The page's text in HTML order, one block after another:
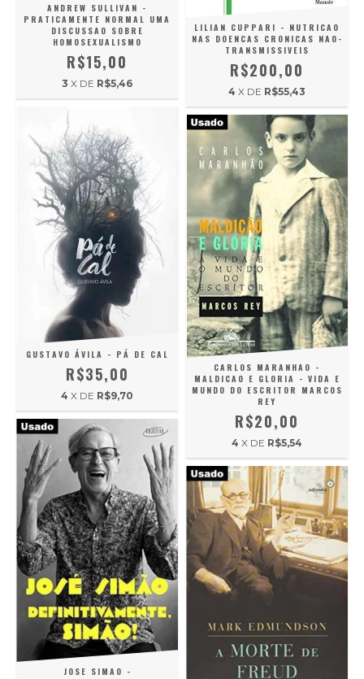
ANDREW SULLIVAN -
PRATICAMENTE NORMAL UMA
DISCUSSAO SOBRE
HOMOSEXUALISMO
R$15,00
3 X DE R$5,46
LILIAN CUPPARI - NUTRICAO
NAS DOENCAS CRONICAS NAO-
TRANSMISSIVEIS
R$200,00
4 X DE R$55,43
GUSTAVO ÁVILA - PÁ DE CAL
R$35,00
4 X DE R$9,70
CARLOS MARANHAO -
MALDICAO E GLORIA - VIDA E
MUNDO DO ESCRITOR MARCOS
REY
R$20,00
4 X DE R$5,54
JOSE SIMAO -